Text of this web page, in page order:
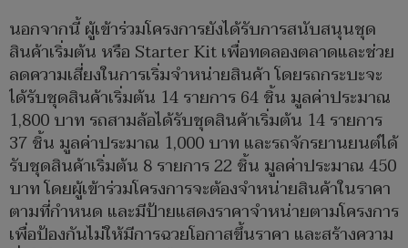
นอกจากนี้ ผู้เข้าร่วมโครงการยังได้รับการสนับสนุนชุด
สินค้าเริ่มต้น หรือ Starter Kit เพื่อทดลองตลาดและช่วย
ลดความเสี่ยงในการเริ่มจำหน่ายสินค้า โดยรถกระบะจะ
ได้รับชุดสินค้าเริ่มต้น 14 รายการ 64 ชิ้น มูลค่าประมาณ
1,800 บาท รถสามล้อได้รับชุดสินค้าเริ่มต้น 14 รายการ
37 ชิ้น มูลค่าประมาณ 1,000 บาท และรถจักรยานยนต์ได้
รับชุดสินค้าเริ่มต้น 8 รายการ 22 ชิ้น มูลค่าประมาณ 450
บาท โดยผู้เข้าร่วมโครงการจะต้องจำหน่ายสินค้าในราคา
ตามที่กำหนด และมีป้ายแสดงราคาจำหน่ายตามโครงการ
เพื่อป้องกันไม่ให้มีการฉวยโอกาสขึ้นราคา และสร้างความ